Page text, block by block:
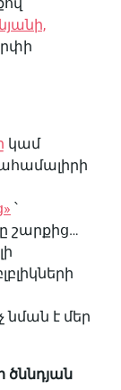
կամ
՝
շարքից…
նման է մեր
ծննդյան